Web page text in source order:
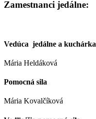
Zamestnanci jedálne:
Vedúca jedálne a kuchárka
Mária Heldáková
Pomocná sila
Mária Kovalčíková